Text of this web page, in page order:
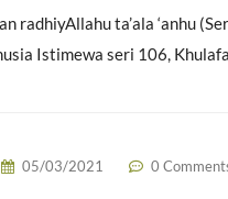
radhiyAllahu ta’ala ‘anhu
Istimewa seri 106,
05/03/2021 0